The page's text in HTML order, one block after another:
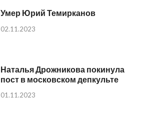
Умер Юрий Темирканов
02.11.2023
Наталья Дрожникова покинула
пост в московском депкульте
01.11.2023